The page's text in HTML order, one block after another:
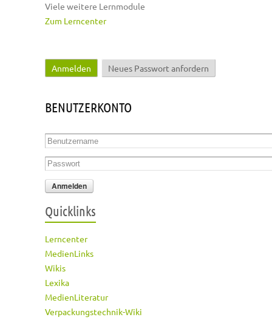
Viele weitere Lernmodule
Zum Lerncenter
Haupt-Reiter
Anmelden (aktiver Reiter)
Neues Passwort anfordern
BENUTZERKONTO
Benutzername
Passwort
Quicklinks
Lerncenter
MedienLinks
Wikis
Lexika
MedienLiteratur
Verpackungstechnik-Wiki